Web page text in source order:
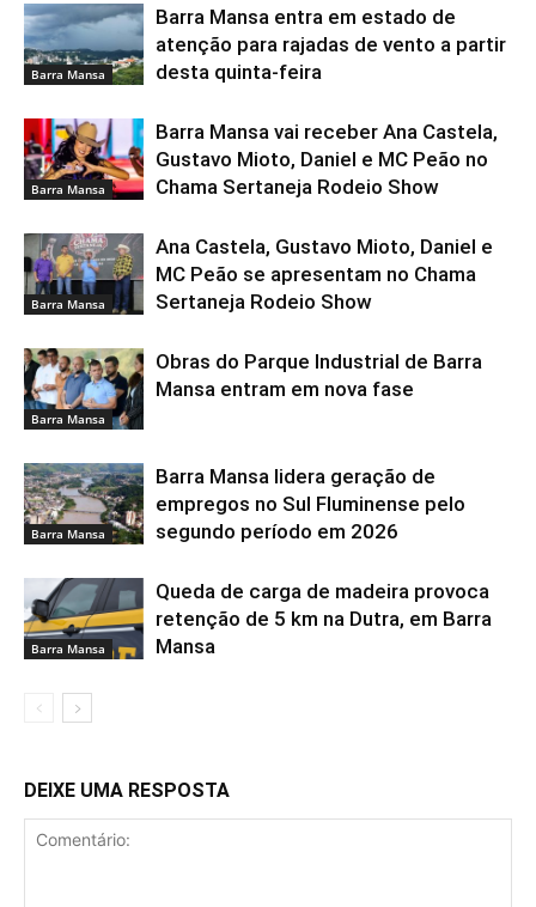
Barra Mansa
Barra Mansa entra em estado de
atenção para rajadas de vento a partir
desta quinta-feira
Barra Mansa
Barra Mansa vai receber Ana Castela,
Gustavo Mioto, Daniel e MC Peão no
Chama Sertaneja Rodeio Show
Barra Mansa
Ana Castela, Gustavo Mioto, Daniel e
MC Peão se apresentam no Chama
Sertaneja Rodeio Show
Barra Mansa
Obras do Parque Industrial de Barra
Mansa entram em nova fase
Barra Mansa
Barra Mansa lidera geração de
empregos no Sul Fluminense pelo
segundo período em 2026
Barra Mansa
Queda de carga de madeira provoca
retenção de 5 km na Dutra, em Barra
Mansa
DEIXE UMA RESPOSTA